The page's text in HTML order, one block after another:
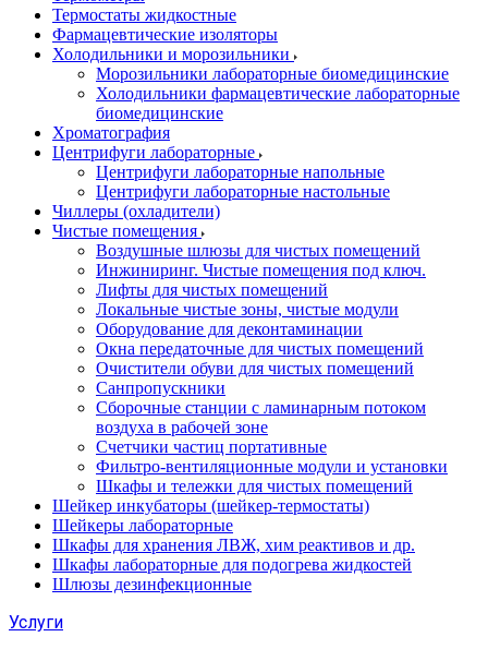
Термостаты жидкостные
Фармацевтические изоляторы
Холодильники и морозильники
Морозильники лабораторные биомедицинские
Холодильники фармацевтические лабораторные
биомедицинские
Хроматография
Центрифуги лабораторные
Центрифуги лабораторные напольные
Центрифуги лабораторные настольные
Чиллеры (охладители)
Чистые помещения
Воздушные шлюзы для чистых помещений
Инжиниринг. Чистые помещения под ключ.
Лифты для чистых помещений
Локальные чистые зоны, чистые модули
Оборудование для деконтаминации
Окна передаточные для чистых помещений
Очистители обуви для чистых помещений
Санпропускники
Сборочные станции с ламинарным потоком
воздуха в рабочей зоне
Счетчики частиц портативные
Фильтро-вентиляционные модули и установки
Шкафы и тележки для чистых помещений
Шейкер инкубаторы (шейкер-термостаты)
Шейкеры лабораторные
Шкафы для хранения ЛВЖ, хим реактивов и др.
Шкафы лабораторные для подогрева жидкостей
Шлюзы дезинфекционные
Услуги